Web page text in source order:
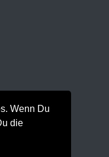
Wenn Du
die